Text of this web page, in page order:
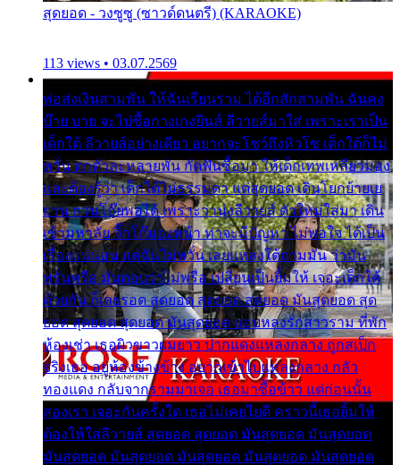
สุดยอด - วงซูซู (ซาวด์ดนตรี) (KARAOKE)
113 views • 03.07.2569
พ่อส่งเงินสามพัน ให้ฉันเรียนราม ได้อีกสักสามพัน ฉันคง
บ๊าย บาย จะไปซื้อกางเกงยีนส์ ลีวายส์มาใส่ เพราะเราเป็น
เด็กใต้ ลีวายส์อย่างเดียว อยากจะโชว์ถึงหิวโซ เด็กใต้ก็ไม่
หวั่น ตกตัวละหลายพัน กัดฟันซื้อมา ให้เด็กเทพเหลียวมอง
และต้องรู้ว่า เด็กใต้ไม่ธรรมดา แต่สุดยอด เดินโยกย้ายเย
ยวน กวนโอ๊ยพอได้ เพราะว่านุ่งลีวายส์ ตัวใหม่ใส่มา เดิน
เข้ามหาลัย จิ๊กโก๊มองหน้า ท่าจะมีปัญหา ไม่พอใจ ได้เป็น
เรื่องแน่นอน แต่ฉันไม่หวั่น เลยแหลงใต้ถามมัน ว่ามัน
พรั่นพรือ มันตอบว่าไม่พรื่อ เปลี่ยนเป็นยิ้มให้ เจอะเด็กใต้
ด้วยกัน ก็เลยรอด สุดยอด สุดยอด สุดยอด มันสุดยอด สุด
ยอด สุดยอด สุดยอด มันสุดยอด แอบหลงรักสาวราม ที่พัก
ห้องเช่า เธอผิวขาวผมยาว ปากแดงแหลงกลาง ถูกสเป็ก
จริงเธอ อยู่ห้องข้างข้าง อยากเข้าไปแหลงกลาง กลัว
ทองแดง กลับจากรามมาเจอ เธอมาซื้อข้าว แต่ก่อนนั้น
สองเรา เจอะกันครั้งใด เธอไม่เคยไยดี คราวนี้เธอยิ้มให้
ต้องให้ใส่ลีวายส์ สุดยอด สุดยอด มันสุดยอด มันสุดยอด
มันสุดยอด มันสุดยอด มันสุดยอด มันสุดยอด มันสุดยอด